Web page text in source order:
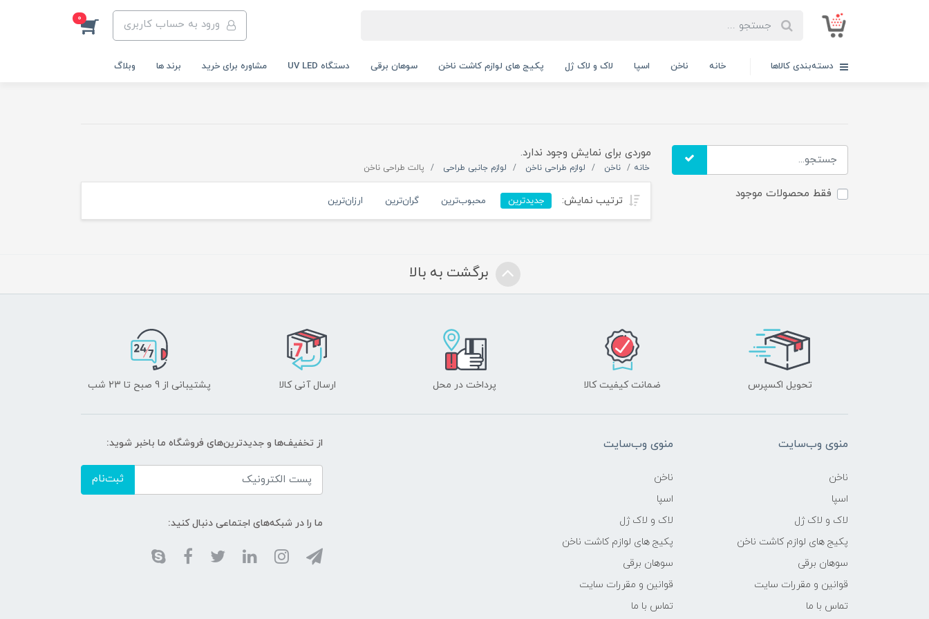
ورود به حساب کاربری 0
دسته‌بندی کالاها خانه ناخن اسپا لاک و لاک ژل پکیج های لوازم کاشت ناخن سوهان برقی دستگاه UV LED مشاوره برای خرید برند ها وبلاگ
فقط محصولات موجود
موردی برای نمایش وجود ندارد.
خانه ناخن لوازم طراحی ناخن لوازم جانبی طراحی پالت طراحی ناخن
ترتیب نمایش: جدیدترین محبوب‌ترین گران‌ترین ارزان‌ترین
برگشت به بالا
تحویل اکسپرس ضمانت کیفیت کالا پرداخت در محل ارسال آنی کالا پشتیبانی از 9 صبح تا 23 شب
منوی وب‌سایت
ناخن
اسپا
لاک و لاک ژل
پکیج های لوازم کاشت ناخن
سوهان برقی
قوانین و مقررات سایت
تماس با ما
منوی وب‌سایت
ناخن
اسپا
لاک و لاک ژل
پکیج های لوازم کاشت ناخن
سوهان برقی
قوانین و مقررات سایت
تماس با ما
از تخفیف‌ها و جدیدترین‌های فروشگاه ما باخبر شوید:
ثبت‌نام
ما را در شبکه‌های اجتماعی دنبال کنید: